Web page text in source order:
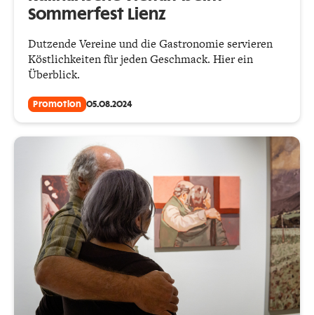
Sommerfest Lienz
Dutzende Vereine und die Gastronomie servieren
Köstlichkeiten für jeden Geschmack. Hier ein
Überblick.
Promotion 05.08.2024